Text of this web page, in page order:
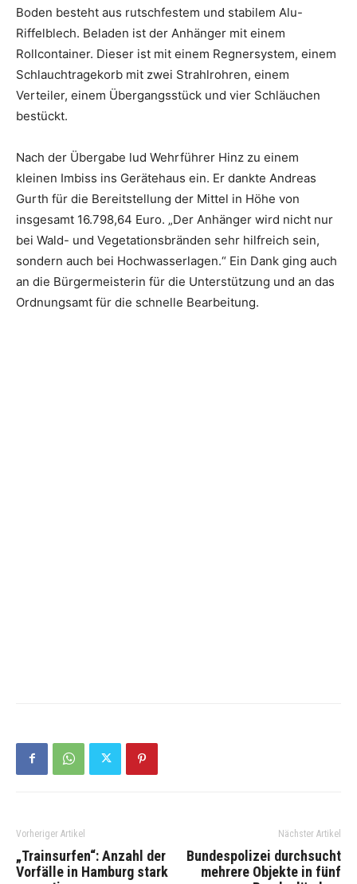
Boden besteht aus rutschfestem und stabilem Alu-
Riffelblech. Beladen ist der Anhänger mit einem
Rollcontainer. Dieser ist mit einem Regnersystem, einem
Schlauchtragekorb mit zwei Strahlrohren, einem
Verteiler, einem Übergangsstück und vier Schläuchen
bestückt.
Nach der Übergabe lud Wehrführer Hinz zu einem
kleinen Imbiss ins Gerätehaus ein. Er dankte Andreas
Gurth für die Bereitstellung der Mittel in Höhe von
insgesamt 16.798,64 Euro. „Der Anhänger wird nicht nur
bei Wald- und Vegetationsbränden sehr hilfreich sein,
sondern auch bei Hochwasserlagen.“ Ein Dank ging auch
an die Bürgermeisterin für die Unterstützung und an das
Ordnungsamt für die schnelle Bearbeitung.
Vorheriger Artikel
„Trainsurfen“: Anzahl der
Vorfälle in Hamburg stark
Nächster Artikel
Bundespolizei durchsucht
mehrere Objekte in fünf